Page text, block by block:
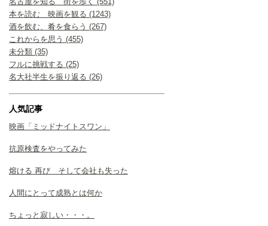
本を読む 映画を観る (1243)
酒を飲む、肴を食らう (267)
これからを思う (455)
未分類 (35)
フルに挑戦する (25)
名大社半生を振り返る (26)
人気記事
映画「ミッドナイトスワン」
抗原検査をやってみた
熔ける 再び そして会社も失った
人間にとって成熟とは何か
ちょっと寂しい・・・。